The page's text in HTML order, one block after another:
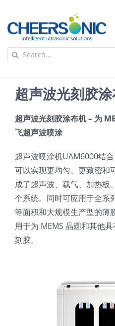
content
应用
超声波设备
技术及原理
氢能技术科普
新闻
联系我们
Search
超声波光刻胶
超声波光刻胶涂布机 – 为
飞超声波喷涂
超声波喷涂机UAM6000结
可以实现更均匀、更致密和
成了超声波、载气、加热板
个系统。同时可应用于全系
等面积和大规模生产型的薄
用于为 MEMS 晶圆和其他
刻胶。